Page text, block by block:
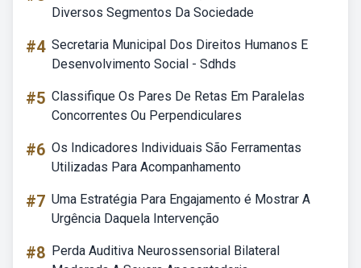
Diversos Segmentos Da Sociedade
#4 Secretaria Municipal Dos Direitos Humanos E
Desenvolvimento Social - Sdhds
#5 Classifique Os Pares De Retas Em Paralelas
Concorrentes Ou Perpendiculares
#6 Os Indicadores Individuais São Ferramentas
Utilizadas Para Acompanhamento
#7 Uma Estratégia Para Engajamento é Mostrar A
Urgência Daquela Intervenção
#8 Perda Auditiva Neurossensorial Bilateral